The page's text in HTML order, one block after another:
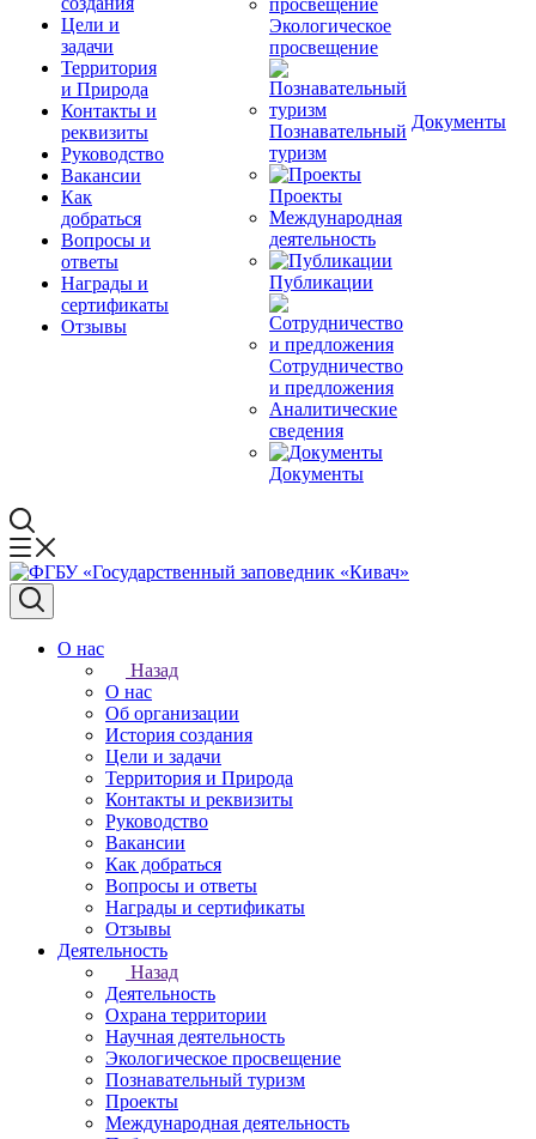
Цели и
задачи
Территория
и Природа
Контакты и
реквизиты
Руководство
Вакансии
Как
добраться
Вопросы и
ответы
Награды и
сертификаты
Отзывы
Экологическое
просвещение
Познавательный
туризм
Проекты
Международная
деятельность
Публикации
Сотрудничество
и предложения
Аналитические
сведения
Документы
Документы
О нас
Назад
О нас
Об организации
История создания
Цели и задачи
Территория и Природа
Контакты и реквизиты
Руководство
Вакансии
Как добраться
Вопросы и ответы
Награды и сертификаты
Отзывы
Деятельность
Назад
Деятельность
Охрана территории
Научная деятельность
Экологическое просвещение
Познавательный туризм
Проекты
Международная деятельность